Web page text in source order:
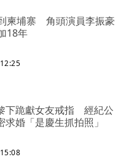
柬埔寨 角頭演員李振豪
18年
下跪獻女友戒指 經紀公
求婚「是慶生抓拍照」